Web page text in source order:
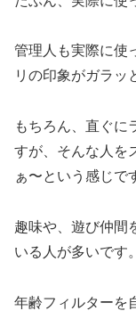
管理人も実際に使
リの印象がガラッ
もちろん、直ぐに
すが、そんな人を
ぁ〜という感じで
趣味や、遊び仲間
いる人が多いです。
年齢フィルターを